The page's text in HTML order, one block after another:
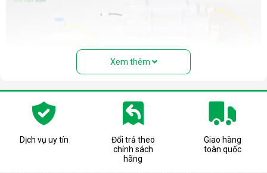
Cấu tạo và nguyên lý hoạt động của
Xem thêm
Dịch vụ uy tín
Đổi trả theo
chính sách
hãng
Giao hàng
toàn quốc